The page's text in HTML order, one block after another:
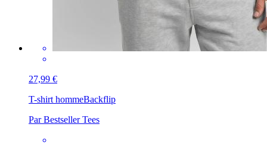
27,99 €
T-shirt hommeBackflip
Par Bestseller Tees